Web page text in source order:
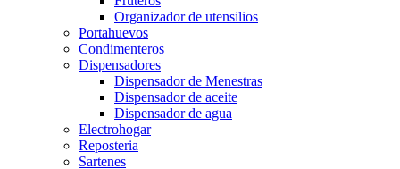
Organizador de utensilios
Portahuevos
Condimenteros
Dispensadores
Dispensador de Menestras
Dispensador de aceite
Dispensador de agua
Electrohogar
Reposteria
Sartenes